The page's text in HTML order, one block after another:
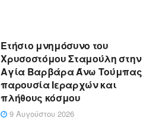
Ετήσιο μνημόσυνο του
Χρυσοστόμου Σταμούλη στην
Αγία Βαρβάρα Άνω Τούμπας
παρουσία Ιεραρχών και
πλήθους κόσμου
9 Αυγούστου 2026